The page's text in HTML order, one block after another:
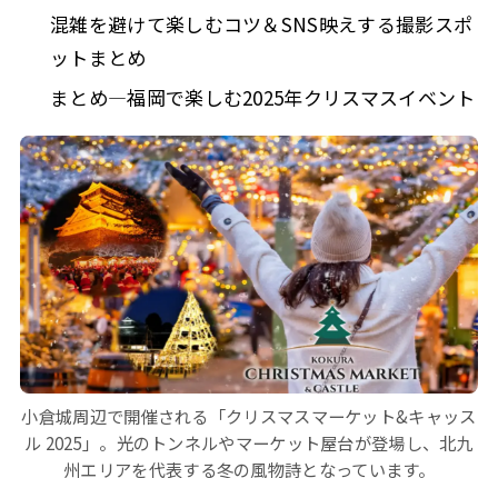
混雑を避けて楽しむコツ＆SNS映えする撮影スポ
ットまとめ
まとめ—福岡で楽しむ2025年クリスマスイベント
小倉城周辺で開催される「クリスマスマーケット&キャッス
ル 2025」。光のトンネルやマーケット屋台が登場し、北九
州エリアを代表する冬の風物詩となっています。